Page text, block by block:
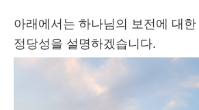
아래에서는 하나님의 보전에 대
정당성을 설명하겠습니다.